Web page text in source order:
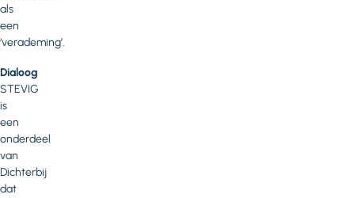
als
een
‘verademing’.
Dialoog
STEVIG
is
een
onderdeel
van
Dichterbij
dat